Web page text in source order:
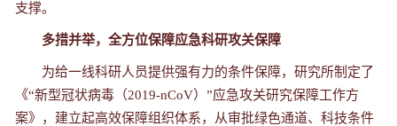
支撑。
多措并举，全方位保障应急科研攻关保障
为给一线科研人员提供强有力的条件保障，研究所制定了
《“新型冠状病毒（2019-nCoV）”应急攻关研究保障工作方
案》，建立起高效保障组织体系，从审批绿色通道、科技条件